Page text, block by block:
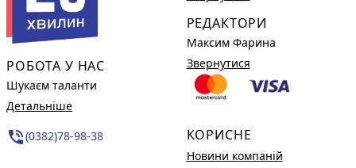
РОБОТА У НАС
Шукаєм таланти
Детальніше
phone_in_talk(0382)78-98-38
РЕДАКТОРИ
Максим Фарина
Звернутися
КОРИСНЕ
Новини компаній